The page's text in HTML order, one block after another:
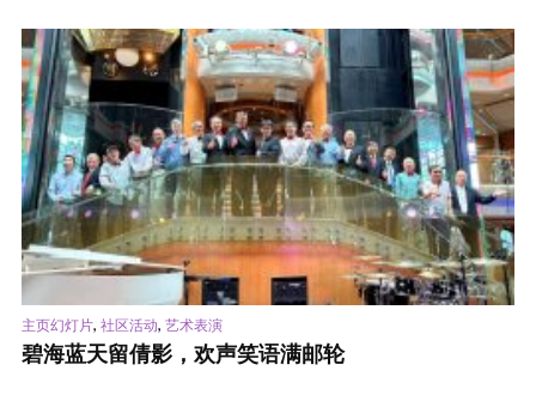
主页幻灯片, 社区活动, 艺术表演
碧海蓝天留倩影，欢声笑语满邮轮